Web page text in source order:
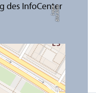
Bil
d:
A
n
n
a
L
o
g
u
e